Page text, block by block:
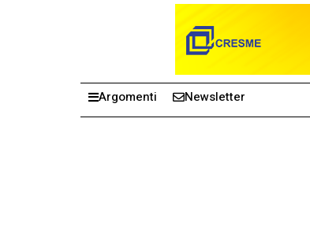
Argomenti Newsletter